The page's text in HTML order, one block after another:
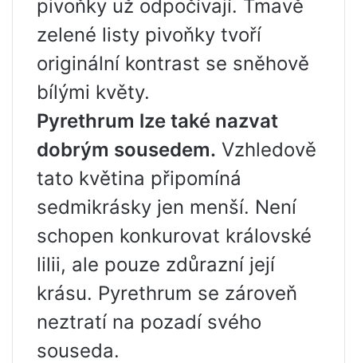
pivoňky už odpočívají. Tmavě
zelené listy pivoňky tvoří
originální kontrast se sněhově
bílými květy.
Pyrethrum lze také nazvat
dobrým sousedem. Vzhledově
tato květina připomíná
sedmikrásky jen menší. Není
schopen konkurovat královské
lilii, ale pouze zdůrazní její
krásu. Pyrethrum se zároveň
neztratí na pozadí svého
souseda.